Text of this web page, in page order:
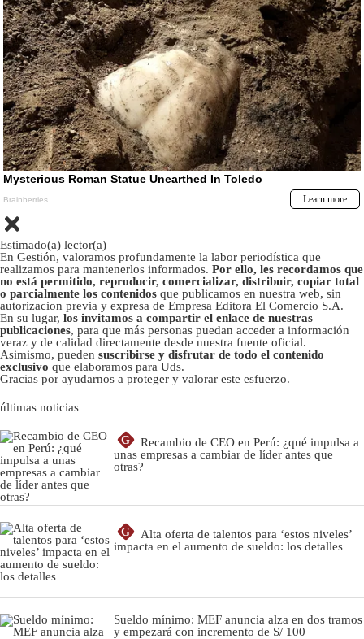
Estimado(a) lector(a)
En Gestión, valoramos profundamente la labor periodística que
realizamos para mantenerlos informados. Por ello, les recordamos que
no está permitido, reproducir, comercializar, distribuir, copiar total
o parcialmente los contenidos que publicamos en nuestra web, sin
autorizacion previa y expresa de Empresa Editora El Comercio S.A.
En su lugar, los invitamos a compartir el enlace de nuestras
publicaciones, para que más personas puedan acceder a información
veraz y de calidad directamente desde nuestra fuente oficial.
Asimismo, pueden suscribirse y disfrutar de todo el contenido
exclusivo que elaboramos para Uds.
Gracias por ayudarnos a proteger y valorar este esfuerzo.
últimas noticias
G
Recambio de CEO en Perú: ¿qué impulsa a
unas empresas a cambiar de líder antes que
otras?
G
Alta oferta de talentos para ‘estos niveles’
impacta en el aumento de sueldo: los detalles
Sueldo mínimo: MEF anuncia alza en dos tramos
y empezará con incremento de S/ 100